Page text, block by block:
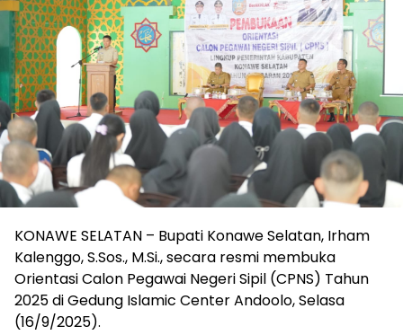
KONAWE SELATAN – Bupati Konawe Selatan, Irham
Kalenggo, S.Sos., M.Si., secara resmi membuka
Orientasi Calon Pegawai Negeri Sipil (CPNS) Tahun
2025 di Gedung Islamic Center Andoolo, Selasa
(16/9/2025).